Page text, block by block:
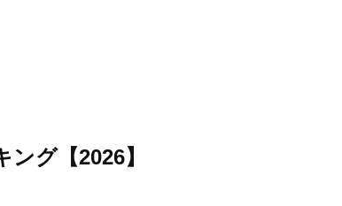
グ【2026】